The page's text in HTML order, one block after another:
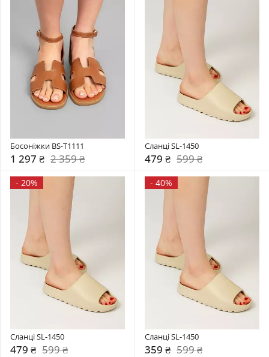
Босоніжки BS-T1111
1 297 ₴ 2 359 ₴
Сланці SL-1450
479 ₴ 599 ₴
- 20%
Сланці SL-1450
479 ₴ 599 ₴
- 40%
Сланці SL-1450
359 ₴ 599 ₴